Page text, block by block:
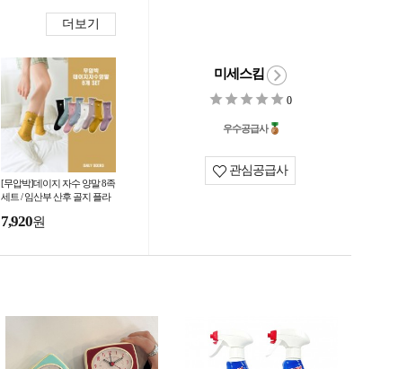
더보기
[무압박]데이지 자수 양말 8족
세트 / 임산부 산후 골지 플라
일리 베이직 장목
7,920원
미세스킴
0
우수공급사
관심공급사